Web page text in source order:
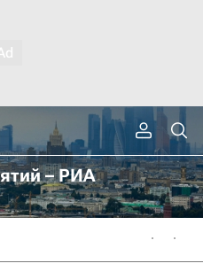
– РИА